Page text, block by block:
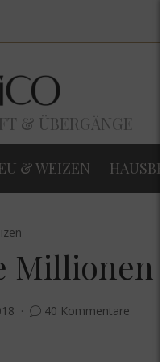
& ÜBERGÄNGE
& WEIZEN
Millionen
40 Kommentare